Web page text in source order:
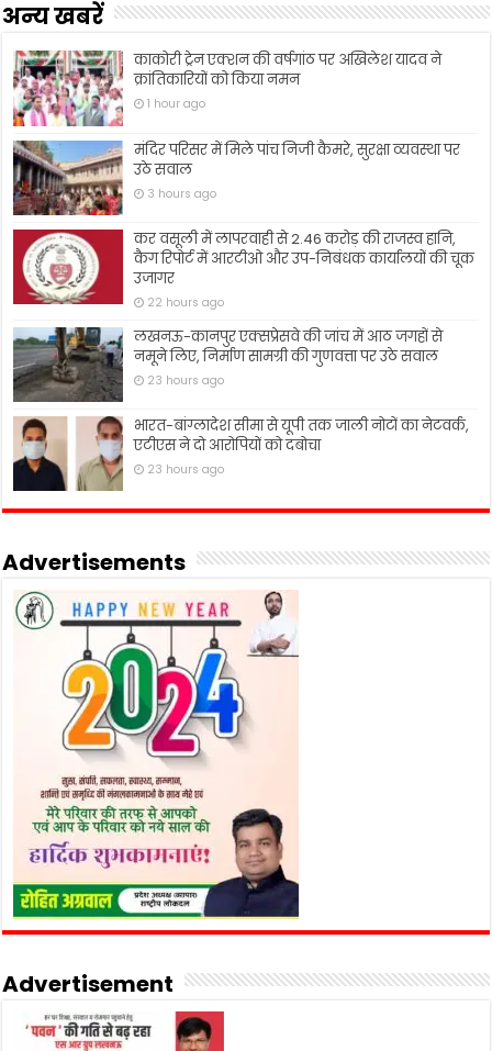
अन्य खबरें
काकोरी ट्रेन एक्शन की वर्षगांठ पर अखिलेश यादव ने
क्रांतिकारियों को किया नमन
1 hour ago
मंदिर परिसर में मिले पांच निजी कैमरे, सुरक्षा व्यवस्था पर
उठे सवाल
3 hours ago
कर वसूली में लापरवाही से 2.46 करोड़ की राजस्व हानि,
कैग रिपोर्ट में आरटीओ और उप-निबंधक कार्यालयों की चूक
उजागर
22 hours ago
लखनऊ-कानपुर एक्सप्रेसवे की जांच में आठ जगहों से
नमूने लिए, निर्माण सामग्री की गुणवत्ता पर उठे सवाल
23 hours ago
भारत-बांग्लादेश सीमा से यूपी तक जाली नोटों का नेटवर्क,
एटीएस ने दो आरोपियों को दबोचा
23 hours ago
Advertisements
Advertisement